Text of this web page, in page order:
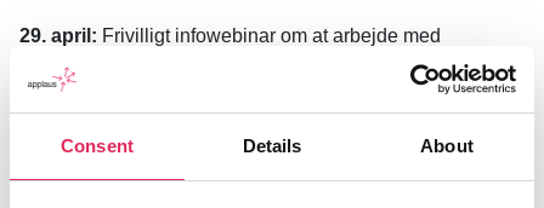
Consent Details About
29. april: Frivilligt infowebinar om at arbejde med
dashboard
Handelsbetingelser